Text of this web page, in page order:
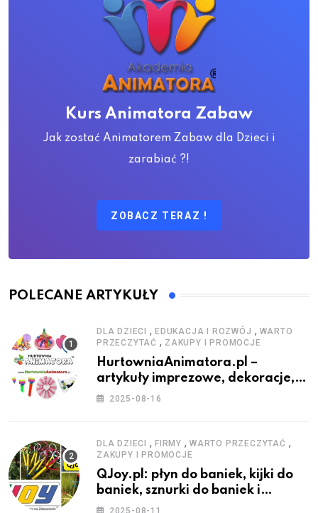
Kurs Animatora Zabaw
Jak zostać Animatorem Zabaw dla Dzieci i
zarabiać ?!
ZOBACZ TERAZ !
POLECANE ARTYKUŁY
DLA DZIECI , EDUKACJA I ROZWÓJ , WARTO
PRZECZYTAĆ , ZAKUPY I PROMOCJE
HurtowniaAnimatora.pl –
artykuły imprezowe, dekoracje,
stroje i akcesoria dla animatorów
2025-08-16
DLA DZIECI , FIRMY , WARTO PRZECZYTAĆ ,
ZAKUPY I PROMOCJE
QJoy.pl: płyn do baniek, kijki do
baniek, sznurki do baniek i
zestawy do baniek
2025-08-11